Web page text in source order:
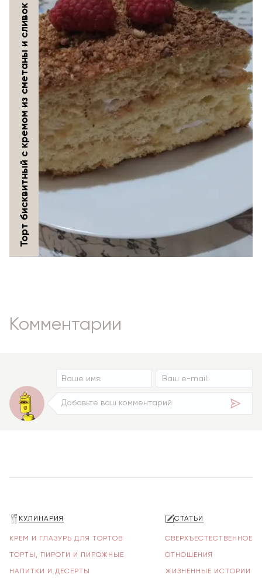
Торт бисквитный с кремом из сметаны и сливок
Комментарии
КУЛИНАРИЯ
КРЕМ И ГЛАЗУРЬ ДЛЯ ТОРТОВ
ТОРТЫ, ПИРОГИ И ПИРОЖНЫЕ
НАПИТКИ И ДЕСЕРТЫ
СТАТЬИ
СВЕРХЪЕСТЕСТВЕННОЕ
ОТНОШЕНИЯ
ЖИЗНЕННЫЕ ИСТОРИИ